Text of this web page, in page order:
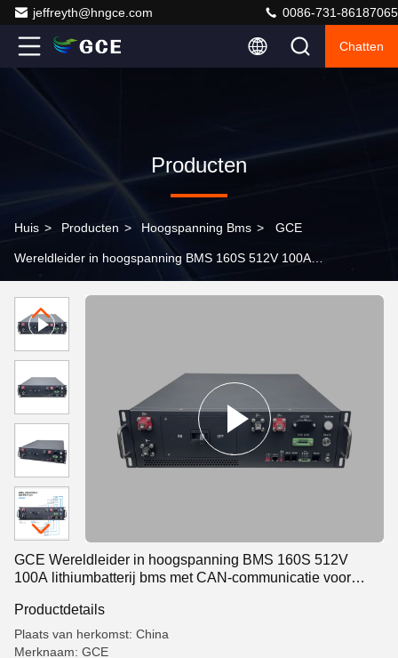
jeffreyth@hngce.com 0086-731-86187065
Chatten
Producten
Huis > Producten > Hoogspanning Bms > GCE
Wereldleider in hoogspanning BMS 160S 512V 100A
batterijenergieopslag
GCE Wereldleider in hoogspanning BMS 160S 512V
100A lithiumbatterij bms met CAN-communicatie voor
Productdetails
Plaats van herkomst: China
Merknaam: GCE